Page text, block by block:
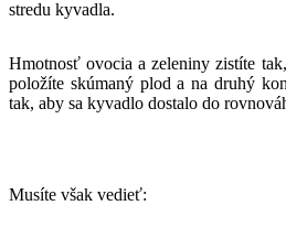
stredu kyvadla.
Hmotnosť ovocia a zeleniny zistíte
položíte skúmaný plod a na druhý
tak, aby sa kyvadlo dostalo do
Musíte však vedieť: